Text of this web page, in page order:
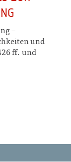
–
und
ff. und